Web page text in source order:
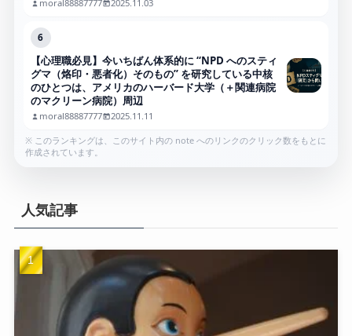
moral88887777 2025.11.03
6
【心理職必見】今いちばん体系的に “NPD へのスティ
グマ（烙印・悪者化）そのもの” を研究している中核
のひとつは、アメリカのハーバード大学（＋関連病院
のマクリーン病院）周辺
moral88887777 2025.11.11
※ このランキングは、このサイト内の note へのリンクのクリック数をもとに
作成されています。
人気記事